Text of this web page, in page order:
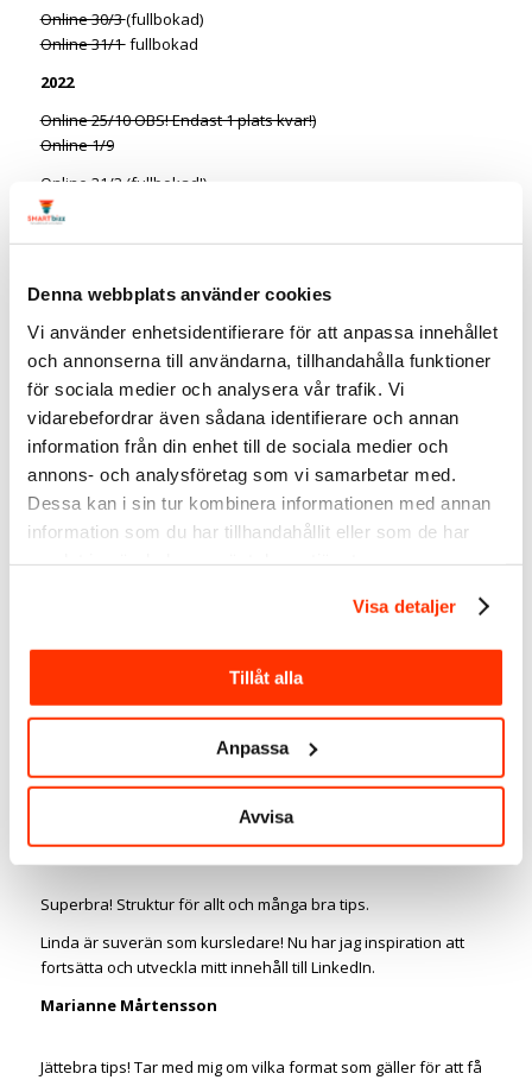
Denna webbplats använder cookies
Vi använder enhetsidentifierare för att anpassa innehållet
och annonserna till användarna, tillhandahålla funktioner
för sociala medier och analysera vår trafik. Vi
vidarebefordrar även sådana identifierare och annan
information från din enhet till de sociala medier och
annons- och analysföretag som vi samarbetar med.
Dessa kan i sin tur kombinera informationen med annan
information som du har tillhandahållit eller som de har
Visa detaljer
Tillåt alla
Anpassa
Avvisa
Online 30/3(fullbokad)
Online 31/1fullbokad
2022
Online 25/10 OBS! Endast 1 plats kvar!)
Online 1/9
Online 31/3 (fullbokad!)
Online 27/1
Andra datum?
Kontakta mig för andra datum eller anpassad kurs.
Tel 0704-711550 eller mail linda@smartbizz.se
Boka här:
Välj datum*
Namn*
löjligt bra innehåll – som är värdefullt,
inspirerade och underhållande.
Superbra! Struktur för allt och många bra tips.
Linda är suverän som kursledare! Nu har jag inspiration att
fortsätta och utveckla mitt innehåll till LinkedIn.
Marianne Mårtensson
Jättebra tips! Tar med mig om vilka format som gäller för att få